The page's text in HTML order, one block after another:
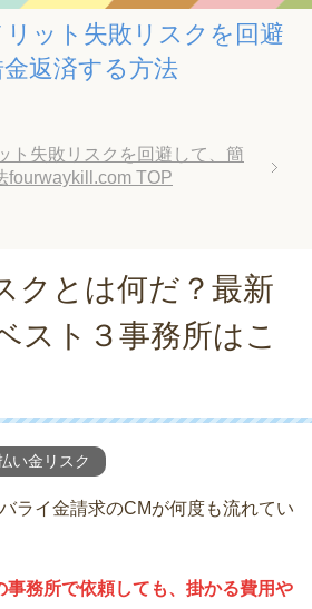
ット失敗リスクを回避
返済する方法
ト失敗リスクを回避して、簡
fourwaykill.com TOP
クとは何だ？最新
スト３事務所はこ
い金リスク
ライ金請求のCMが何度も流れてい
事務所で依頼しても、掛かる費用や